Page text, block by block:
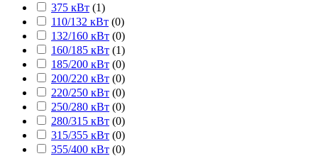
375 кВт (1)
110/132 кВт (0)
132/160 кВт (0)
160/185 кВт (1)
185/200 кВт (0)
200/220 кВт (0)
220/250 кВт (0)
250/280 кВт (0)
280/315 кВт (0)
315/355 кВт (0)
355/400 кВт (0)